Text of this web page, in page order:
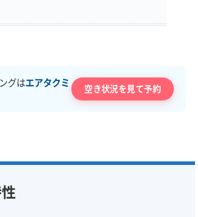
グはエアタクミ
空き状況を見て予約